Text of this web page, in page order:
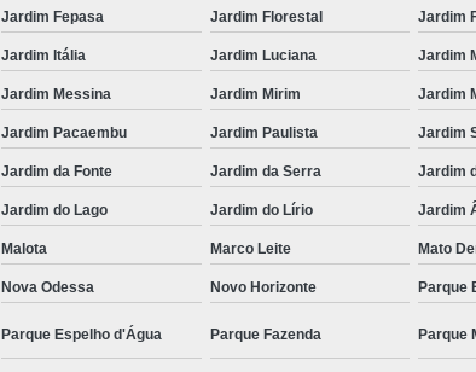
Jardim Fepasa Jardim Florestal Jardim
Jardim Itália Jardim Luciana Jardim
Jardim Messina Jardim Mirim Jardim
Jardim Pacaembu Jardim Paulista Jardim
Jardim da Fonte Jardim da Serra Jardim
Jardim do Lago Jardim do Lírio Jardim
Malota Marco Leite Mato
Nova Odessa Novo Horizonte Parque
Parque Espelho d'Água Parque Fazenda Parque